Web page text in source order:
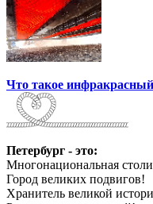
Что такое
Петербург - это:
Многонациональная
Город великих подвигов!
Хранитель великой